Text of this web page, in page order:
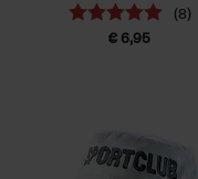
(8)
€ 6,95